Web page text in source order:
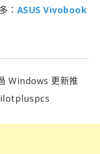
： ASUS Vivobook
Windows 更新推